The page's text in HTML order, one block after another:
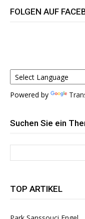
FOLGEN AUF
Powered by
Suchen Sie ein
TOP ARTIKEL